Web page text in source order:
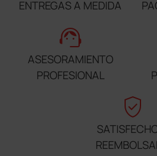
ENTREGAS A MEDIDA
support_agent
ASESORAMIENTO
PROFESIONAL
verified_user